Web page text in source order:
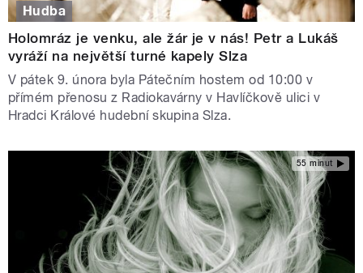
Hudba
Holomráz je venku, ale žár je v nás! Petr a Lukáš
vyráží na největší turné kapely Slza
V pátek 9. února byla Pátečním hostem od 10:00 v
přímém přenosu z Radiokavárny v Havlíčkově ulici v
Hradci Králové hudební skupina Slza.
55 minut